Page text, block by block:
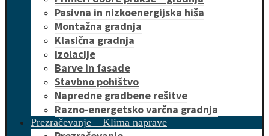
Pasivna in nizkoenergijska hiša
Montažna gradnja
Klasična gradnja
Izolacije
Barve in fasade
Stavbno pohištvo
Napredne gradbene rešitve
Razno-energetsko varčna gradnja
Prezračevanje – Klima naprave